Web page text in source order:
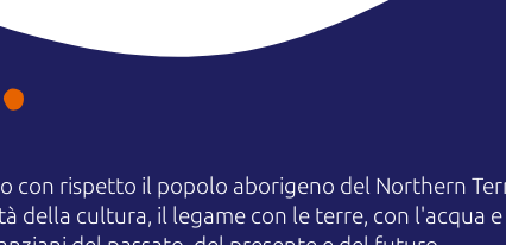
con rispetto il popolo aborigeno del Northern
della cultura, il legame con le terre, con l'acqua e